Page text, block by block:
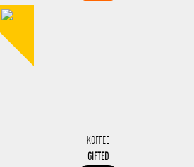
KOFFEE
GIFTED